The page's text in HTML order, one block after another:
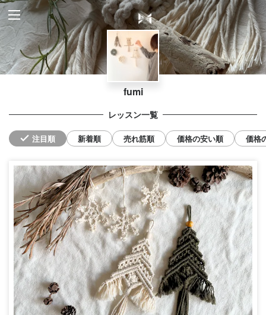
fumi
レッスン一覧
注目順 新着順 売れ筋順 価格の安い順 価格